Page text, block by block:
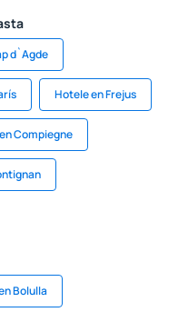
d`Agde
Hotele en Frejus
Compiegne
Bolulla